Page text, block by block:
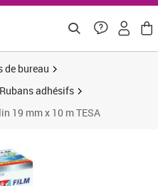
de bureau
Rubans adhésifs
19 mm x 10 m TESA